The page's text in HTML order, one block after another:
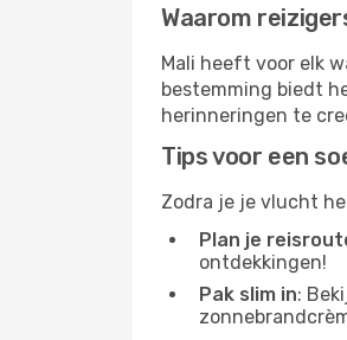
Waarom
Mali heeft voor elk
bestemming biedt
herinneringen te
Tips voor een
Zodra je je vlucht
Plan je
ontdekkingen!
Pak slim in: